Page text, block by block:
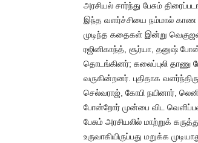
அரசியல் சார்ந்து பேசும்
இந்த வளர்ச்சியை நம்மால் காண
முடிந்த கதைகள் இன்று
ரஜினிகாந்த், சூர்யா, தனுஷ்
தொடங்கினர்; கலைப்புலி தாணு
வருகின்றனர். புதிதாக
செல்வராஜ், கோபி நயினார்,
போன்றோர் முன்பை விட
பேசும் அரசியலில் மாற்றுக்
உருவாகியிருப்பது மறுக்க